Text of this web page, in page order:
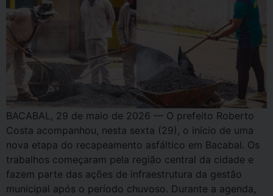
BACABAL, 29 de maio de 2026 — O prefeito Roberto
Costa acompanhou, nesta sexta (29), o início de uma
nova etapa do recapeamento asfáltico em Bacabal. Os
trabalhos começaram pela região central da cidade e
fazem parte das ações de infraestrutura da gestão
municipal após o período chuvoso. Durante a agenda,